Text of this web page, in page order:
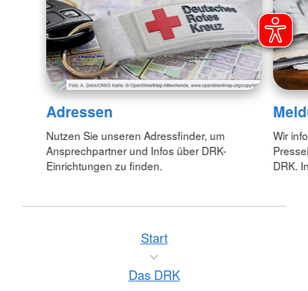
Adressen
Nutzen Sie unseren Adressfinder, um
Ansprechpartner und Infos über DRK-
Einrichtungen zu finden.
Wir
DRK.
Start
Das DRK